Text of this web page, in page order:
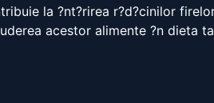
la ?nt?rirea r?d?cinilor
acestor alimente ?n dieta